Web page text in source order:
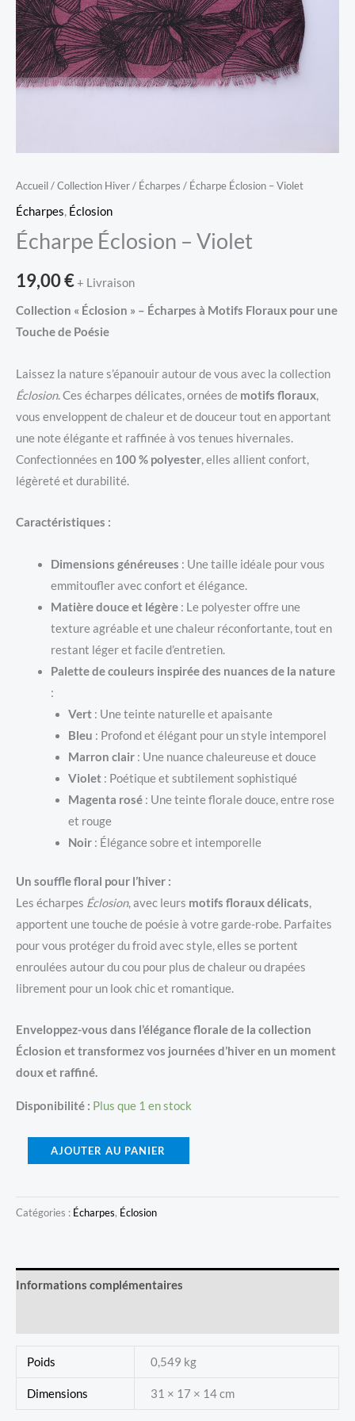
Accueil/Collection Hiver/ Écharpes / Écharpe Éclosion – Violet
Écharpes, Éclosion
Écharpe Éclosion – Violet
19,00€+ Livraison
Collection « Éclosion » – Écharpes à Motifs Floraux pour une
Touche de Poésie
Laissez la nature s’épanouir autour de vous avec la collection
Éclosion. Ces écharpes délicates, ornées de motifs floraux,
vous enveloppent de chaleur et de douceur tout en apportant
une note élégante et raffinée à vos tenues hivernales.
Confectionnées en 100 % polyester, elles allient confort,
légèreté et durabilité.
Caractéristiques :
Dimensions généreuses : Une taille idéale pour vous
emmitoufler avec confort et élégance.
Matière douce et légère: Le polyester offre une
texture agréable et une chaleur réconfortante, tout en
restant léger et facile d’entretien.
Palette de couleurs inspirée des nuances de la nature
:
Vert: Une teinte naturelle et apaisante
Bleu : Profond et élégant pour un style intemporel
Marron clair: Une nuance chaleureuse et douce
Violet: Poétique et subtilement sophistiqué
Magenta rosé: Une teinte florale douce, entre rose
et rouge
Noir: Élégance sobre et intemporelle
Un souffle floral pour l’hiver :
Les écharpes Éclosion, avec leurs motifs floraux délicats,
apportent une touche de poésie à votre garde-robe. Parfaites
pour vous protéger du froid avec style, elles se portent
enroulées autour du cou pour plus de chaleur ou drapées
librement pour un look chic et romantique.
Enveloppez-vous dans l’élégance florale de la collection
Éclosion et transformez vos journées d’hiver en un moment
doux et raffiné.
Disponibilité : Plus que 1 en stock
quantité
Éclosion
AJOUTER AU PANIER
Catégories : Écharpes, Éclosion
Informations complémentaires
Poids 0,549 kg
Dimensions 31 × 17 × 14 cm